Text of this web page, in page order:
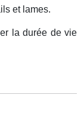
et lames.
la durée de vie